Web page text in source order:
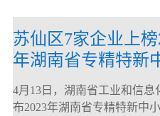
苏仙区7家企业上榜
年湖南省专精特新
企业
4月13日，湖南省工业和信息
布2023年湖南省专精特新中